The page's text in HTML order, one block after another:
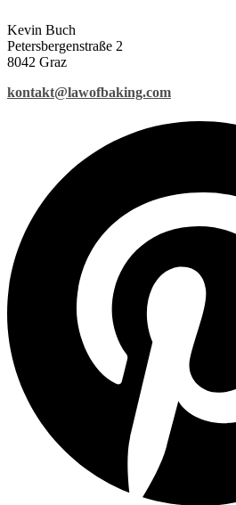
Kevin Buch
Petersbergenstraße 2
8042 Graz
kontakt@lawofbaking.com